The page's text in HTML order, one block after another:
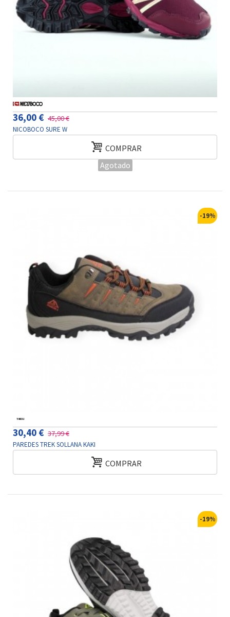
36,00 € 45,00 €
NICOBOCO SURE W
COMPRAR
Agotado
-19%
30,40 € 37,99 €
PAREDES TREK SOLLANA KAKI
COMPRAR
-19%